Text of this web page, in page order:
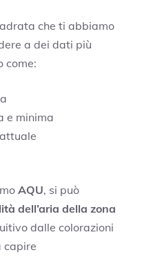
che ti abbiamo
a dei dati più
come:
e minima
AQU, si può
dell’aria della zona
dalle colorazioni
capire